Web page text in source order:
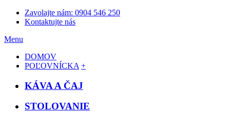
Zavolajte nám: 0904 546 250
Kontaktujte nás
Menu
DOMOV
POĽOVNÍCKA +
KÁVA A ČAJ
STOLOVANIE